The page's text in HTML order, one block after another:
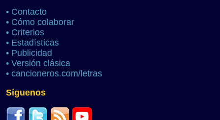
• Contacto
• Cómo colaborar
• Criterios
• Estadísticas
• Publicidad
• Versión clásica
• cancioneros.com/letras
Síguenos